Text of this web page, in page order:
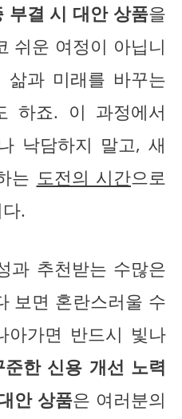
부결 시 대안 상품을
쉬운 여정이 아닙니
삶과 미래를 바꾸는
하죠. 이 과정에서
낙담하지 말고, 새
는 도전의 시간으로
.
과 추천받는 수많은
보면 혼란스러울 수
아가면 반드시 빛나
준한 신용 개선 노력
안 상품은 여러분의